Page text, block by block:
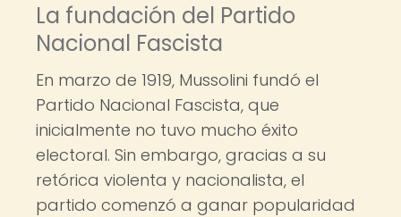
La fundación del Partido
Nacional Fascista
En marzo de 1919, Mussolini fundó el
Partido Nacional Fascista, que
inicialmente no tuvo mucho éxito
electoral. Sin embargo, gracias a su
retórica violenta y nacionalista, el
partido comenzó a ganar popularidad